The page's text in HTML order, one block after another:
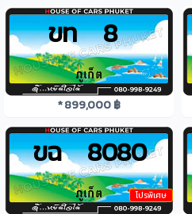
ขท 8
* 899,000 ฿
โปรพิเศษ
ขฉ 8080